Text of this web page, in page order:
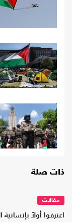
ذات صلة
مقالات
اعترفوا أولاً